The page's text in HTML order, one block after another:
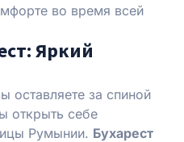
во время всей
Яркий
оставляете за спиной
открыть себе
Румынии. Бухарест